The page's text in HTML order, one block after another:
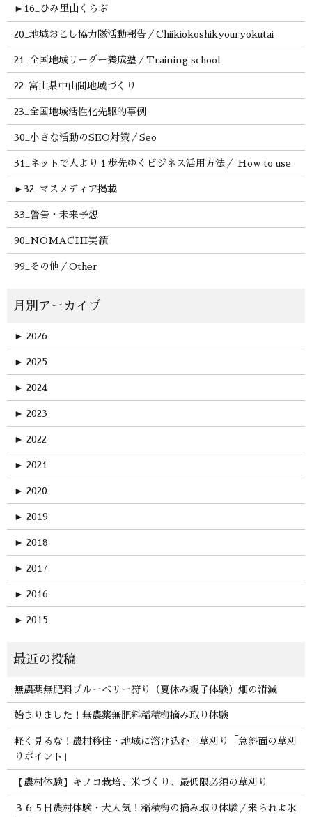
► 16_ひみ里山くらぶ
20_地域おこし協力隊活動報告／Chiikiokoshikyouryokutai
21_全国地域リーダー養成塾／Training school
22_富山県中山間地域づくり
23_全国地域活性化先駆的事例
30_小さな活動のSEO対策／Seo
31_ネットで人より１歩先ゆくビジネス活用方法／ How to use
► 32_マスメディア掲載
33_警告・未来予想
90_NOMACHI実績
99_その他／Other
► 2026
► 2025
► 2024
► 2023
► 2022
► 2021
► 2020
► 2019
► 2018
► 2017
► 2016
► 2015
無農薬無肥料ブルーベリー狩り（夏休み親子体験）畑の消滅
始まりました！無農薬無肥料稲積梅摘み取り体験
軽く見るな！農村移住・地域に溶け込む＝草刈り「急斜面の草刈
りポイント」
【農村体験】キノコ栽培、米づくり、最低限必須の草刈り
３６５日農村体験・大人気！稲積梅の摘み取り体験／来られよ氷